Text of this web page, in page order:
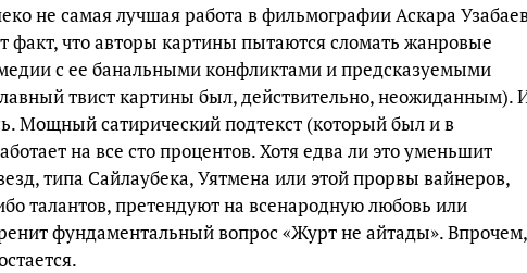
не самая лучшая работа в фильмографии Аскара
факт, что авторы картины пытаются сломать жанровые
с ее банальными конфликтами и предсказуемыми
твист картины был, действительно, неожиданным).
Мощный сатирический подтекст (который был и в
на все сто процентов. Хотя едва ли это уменьшит
типа Сайлаубека, Уятмена или этой прорвы вайнеров,
талантов, претендуют на всенародную любовь или
фундаментальный вопрос «Журт не айтады». Впрочем,